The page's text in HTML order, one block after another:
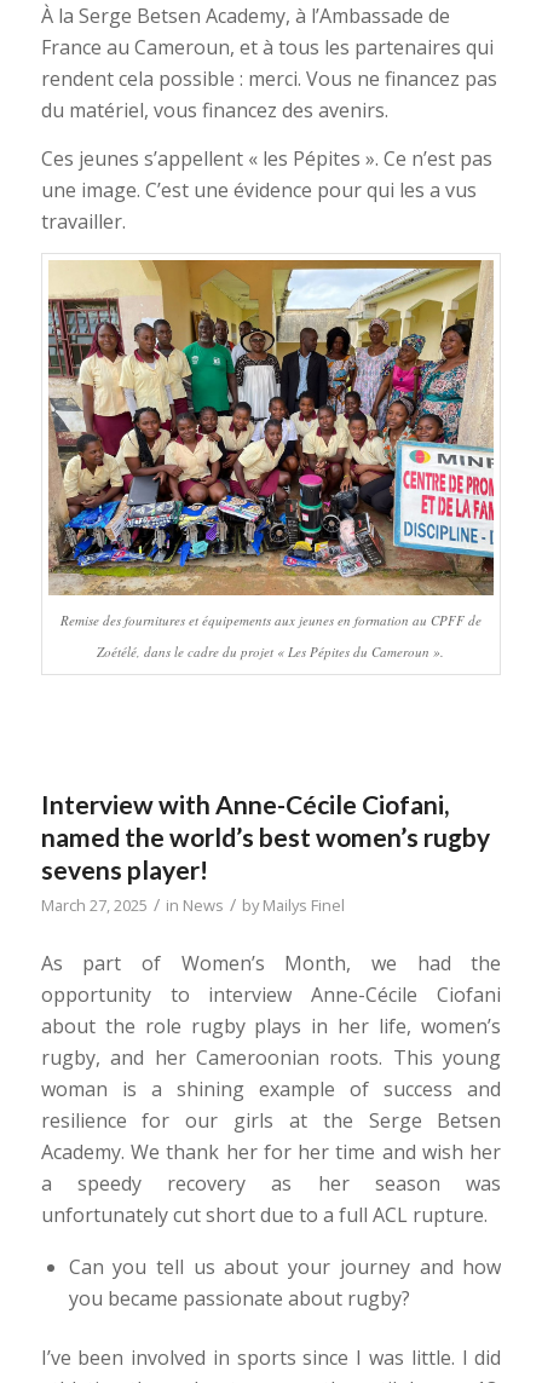
À la Serge Betsen Academy, à l’Ambassade de
France au Cameroun, et à tous les partenaires qui
rendent cela possible : merci. Vous ne financez pas
du matériel, vous financez des avenirs.
Ces jeunes s’appellent « les Pépites ». Ce n’est pas
une image. C’est une évidence pour qui les a vus
travailler.
Remise des fournitures et équipements aux jeunes en formation au CPFF de
Zoétélé, dans le cadre du projet « Les Pépites du Cameroun ».
Interview with Anne-Cécile Ciofani,
named the world’s best women’s rugby
sevens player!
March 27, 2025 / in News / byMailys Finel
As part of Women’s Month, we had the
opportunity to interview Anne-Cécile Ciofani
about the role rugby plays in her life, women’s
rugby, and her Cameroonian roots. This young
woman is a shining example of success and
resilience for our girls at the Serge Betsen
Academy. We thank her for her time and wish her
a speedy recovery as her season was
unfortunately cut short due to a full ACL rupture.
Can you tell us about your journey and how
you became passionate about rugby?
I’ve been involved in sports since I was little. I did